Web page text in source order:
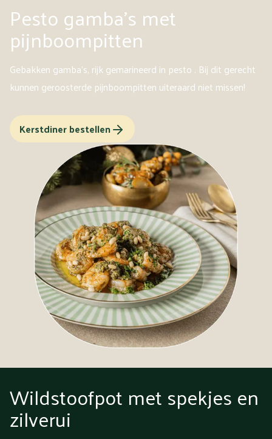
Pesto gamba's met
pijnboompitten
Gebakken gamba's, rijk gemarineerd in pesto . Bij dit gerecht
kunnen geroosterde pijnboompitten uiteraard niet missen!
Kerstdiner bestellen
Wildstoofpot met spekjes en
zilverui